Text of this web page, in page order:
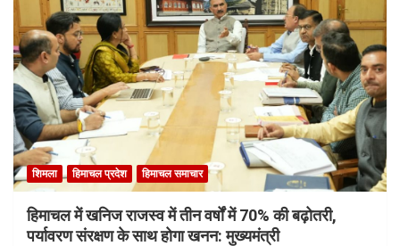
शिमला हिमाचल प्रदेश हिमाचल समाचार
हिमाचल में खनिज राजस्व में तीन वर्षों में 70% की बढ़ोतरी,
पर्यावरण संरक्षण के साथ होगा खनन: मुख्यमंत्री